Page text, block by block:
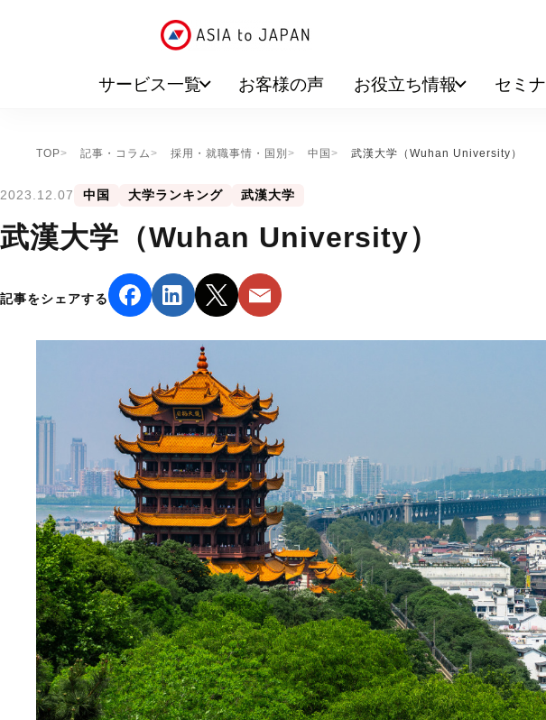
サービス一覧 お客様の声 お役立ち情報 セミ
TOP 記事・コラム 採用・就職事情・国別 中国 武漢大学（Wuhan University）
2023.12.07 中国 大学ランキング 武漢大学
武漢大学（Wuhan University）
記事をシェアする